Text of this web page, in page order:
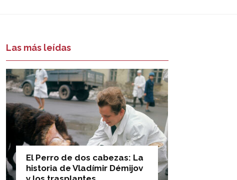
Las más leídas
El Perro de dos cabezas: La
historia de Vladímir Démijov